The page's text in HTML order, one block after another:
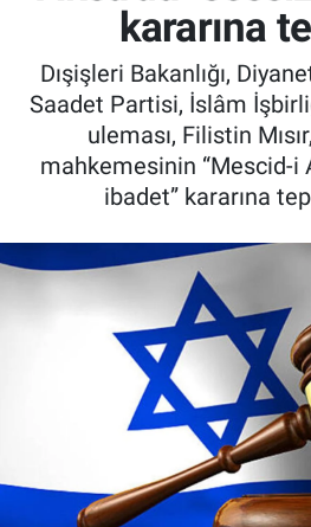
kararına
Dışişleri Bakanlığı,
Saadet Partisi, İslâm
uleması, Filistin
mahkemesinin “Mescid-i
ibadet” kararına